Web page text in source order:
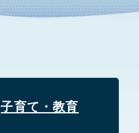
子育て・教育